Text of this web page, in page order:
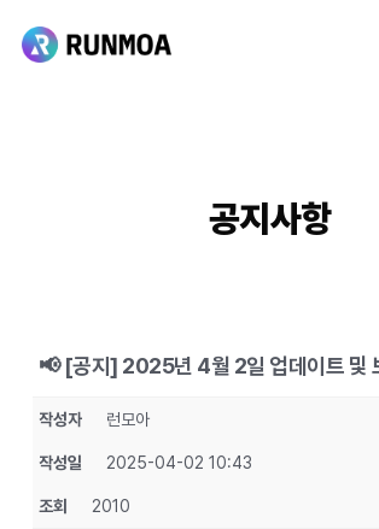
공지사항
📢 [공지] 2025년 4월 2일 업데이트 및
작성자 런모아
작성일 2025-04-02 10:43
조회 2010